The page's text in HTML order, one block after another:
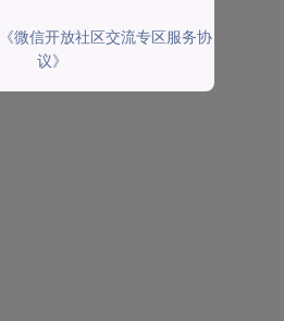
《微信开放社区交流专区服务协
议》